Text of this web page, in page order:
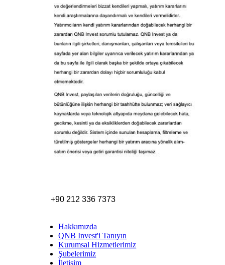
+90 212 336 7373
Hakkımızda
QNB Invest'i Tanıyın
Kurumsal Hizmetlerimiz
Şubelerimiz
İletişim